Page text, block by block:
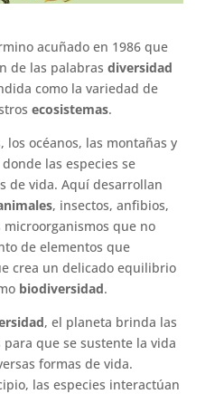
acuñado en 1986 que
de las palabras diversidad
como la variedad de
ecosistemas.
los océanos, las montañas y
las especies se
de vida. Aquí desarrollan
, insectos, anfibios,
que no
de elementos que
crea un delicado equilibrio
biodiversidad.
, el planeta brinda las
que se sustente la vida
formas de vida.
las especies interactúan